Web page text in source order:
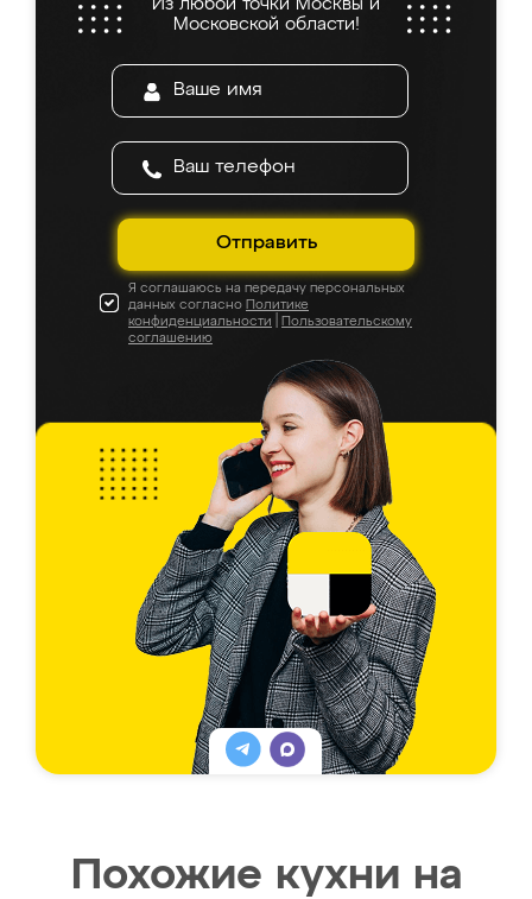
Из любой точки Москвы и
Московской области!
Отправить
Я соглашаюсь на передачу персональных
данных согласно Политике
конфиденциальности
Пользовательскому
соглашению
Похожие кухни на